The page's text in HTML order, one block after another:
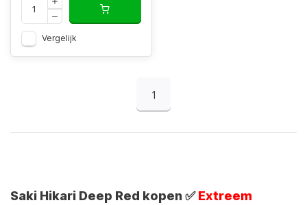
Vergelijk
1
Saki Hikari Deep Red kopen ✅Extreem